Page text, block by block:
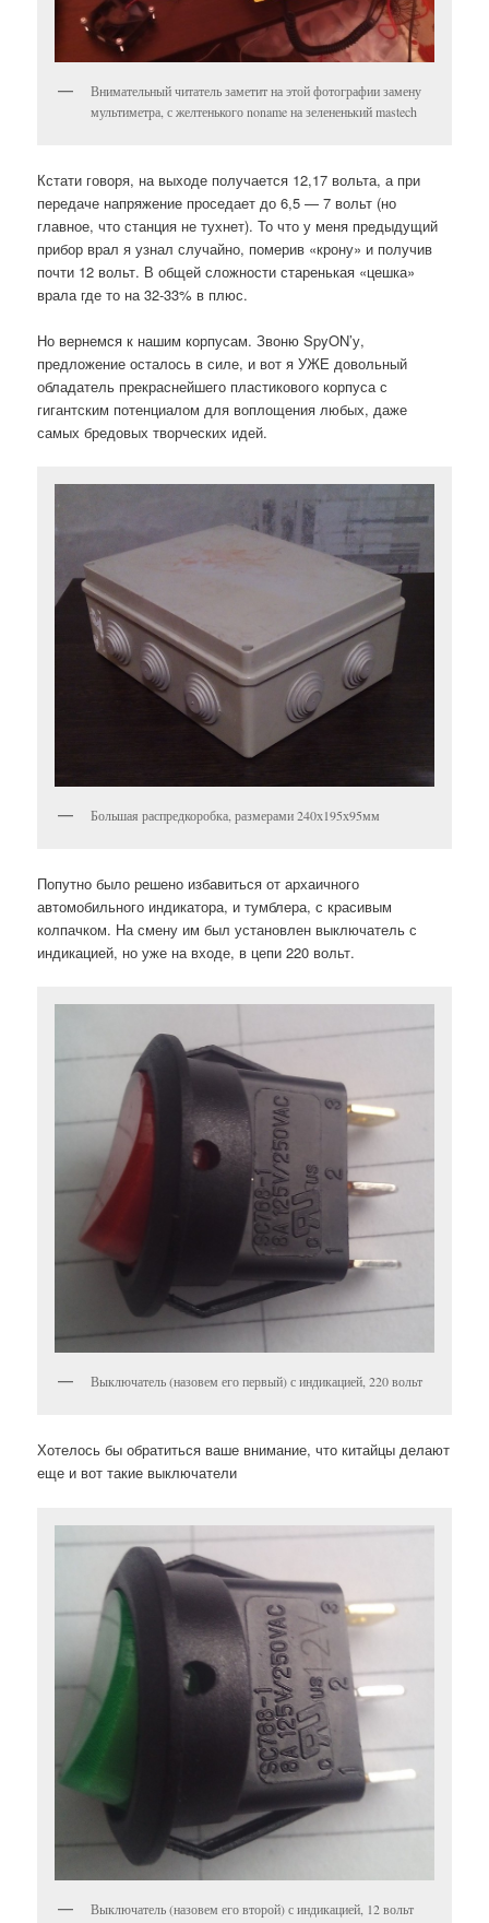
Внимательный читатель заметит на этой фотографии замену
мультиметра, с желтенького noname на зелененький mastech
Кстати говоря, на выходе получается 12,17 вольта, а при
передаче напряжение проседает до 6,5 — 7 вольт (но
главное, что станция не тухнет). То что у меня предыдущий
прибор врал я узнал случайно, померив «крону» и получив
почти 12 вольт. В общей сложности старенькая «цешка»
врала где то на 32-33% в плюс.
Но вернемся к нашим корпусам. Звоню SpyON’у,
предложение осталось в силе, и вот я УЖЕ довольный
обладатель прекраснейшего пластикового корпуса с
гигантским потенциалом для воплощения любых, даже
самых бредовых творческих идей.
Большая распредкоробка, размерами 240х195х95мм
Попутно было решено избавиться от архаичного
автомобильного индикатора, и тумблера, с красивым
колпачком. На смену им был установлен выключатель с
индикацией, но уже на входе, в цепи 220 вольт.
Выключатель (назовем его первый) с индикацией, 220 вольт
Хотелось бы обратиться ваше внимание, что китайцы делают
еще и вот такие выключатели
Выключатель (назовем его второй) с индикацией, 12 вольт